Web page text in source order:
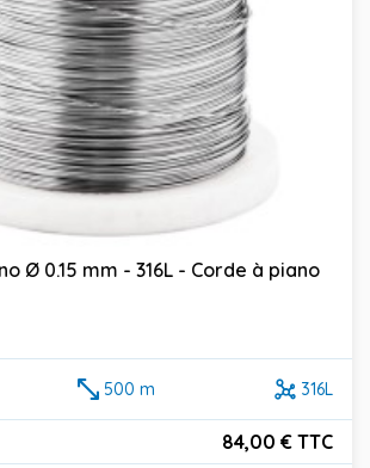
Ø 0.15 mm - 316L - Corde à piano
500 m 316L
84,00 € TTC